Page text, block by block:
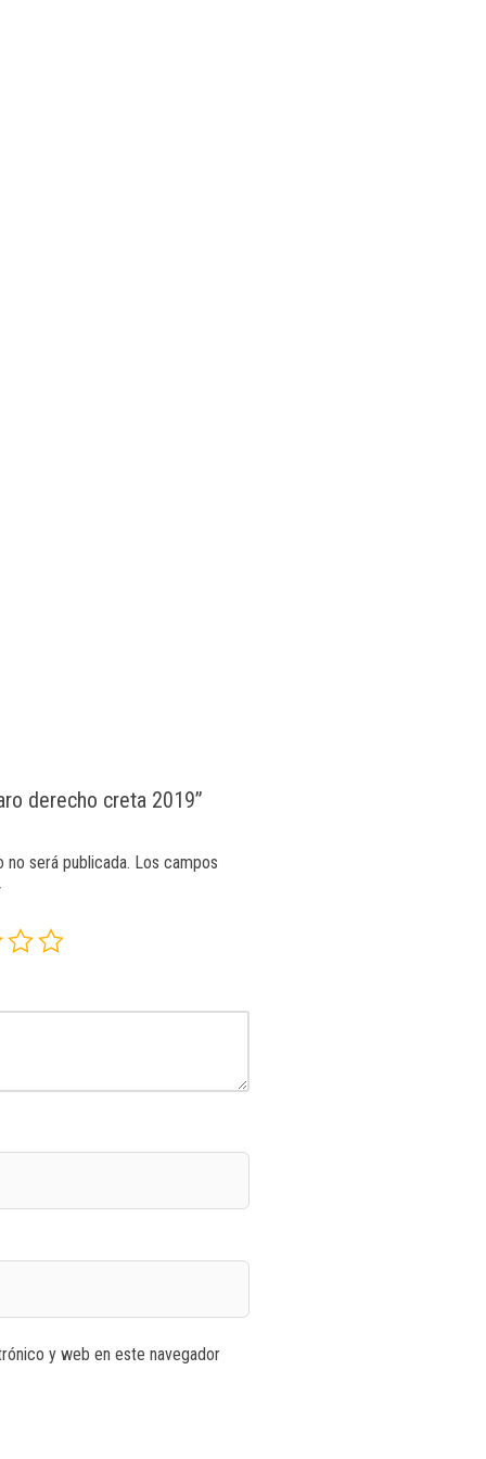
derecho creta 2019”
será publicada. Los campos
y web en este navegador